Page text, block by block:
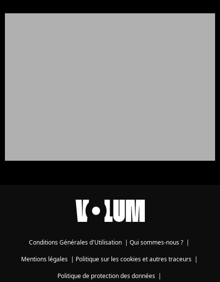
Conditions Générales d'Utilisation | Qui sommes-nous ? |
Mentions légales| Politique sur les cookies et autres traceurs|
Politique de protection des données|